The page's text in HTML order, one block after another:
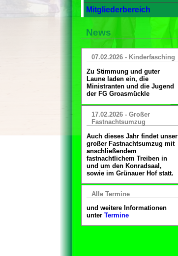
Mitgliederbereich
News
07.02.2026 - Kinderfasching
Zu Stimmung und guter
Laune laden ein, die
Ministranten und die Jugend
der FG Groasmückle
17.02.2026 - Großer
Fastnachtsumzug
Auch dieses Jahr findet unser
großer Fastnachtsumzug mit
anschließendem
fastnachtlichem Treiben in
und um den Konradsaal,
sowie im Grünauer Hof statt.
Alle Termine
und weitere Informationen
unter Termine